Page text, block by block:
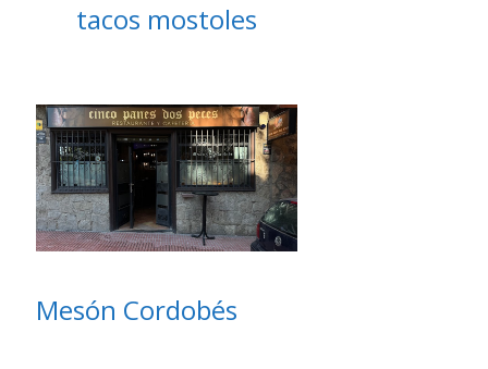
tacos mostoles
Mesón Cordobés